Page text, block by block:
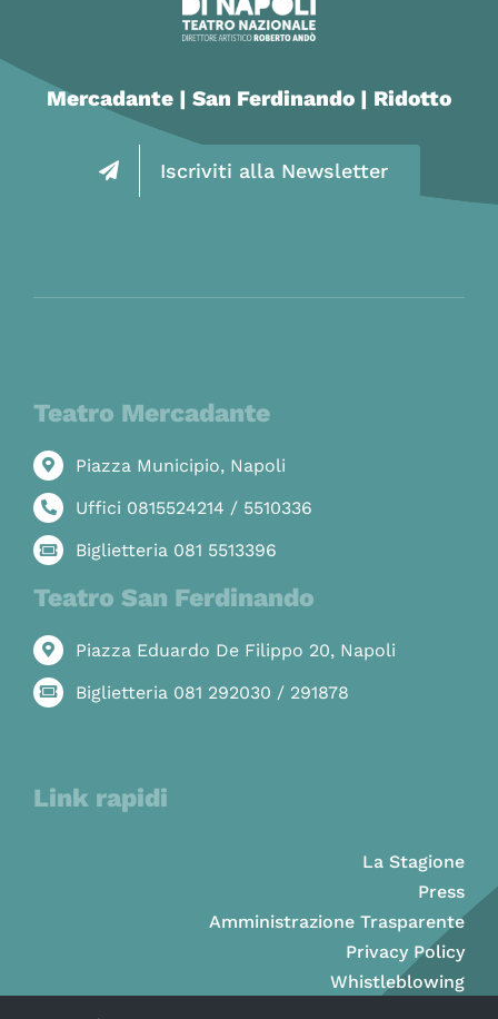
Mercadante | San Ferdinando | Ridotto
Iscriviti alla Newsletter
Teatro Mercadante
Piazza Municipio, Napoli
Uffici 0815524214 / 5510336
Biglietteria 081 5513396
Teatro San Ferdinando
Piazza Eduardo De Filippo 20, Napoli
Biglietteria 081 292030 / 291878
Link rapidi
La Stagione
Press
Amministrazione Trasparente
Privacy Policy
Whistleblowing